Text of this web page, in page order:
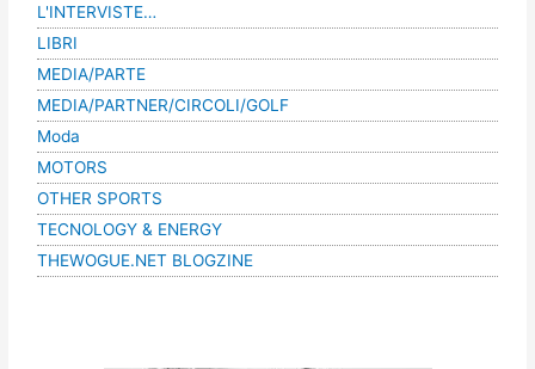
L'INTERVISTE…
LIBRI
MEDIA/PARTE
MEDIA/PARTNER/CIRCOLI/GOLF
Moda
MOTORS
OTHER SPORTS
TECNOLOGY & ENERGY
THEWOGUE.NET BLOGZINE